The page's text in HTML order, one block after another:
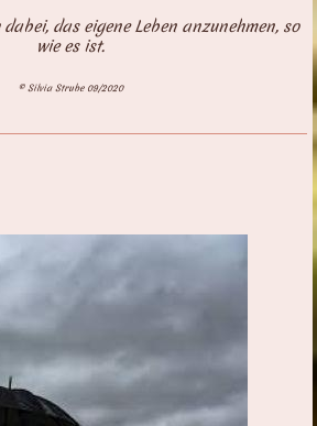
das eigene Leben anzunehmen, so
wie es ist.
© Silvia Strube 09/2020